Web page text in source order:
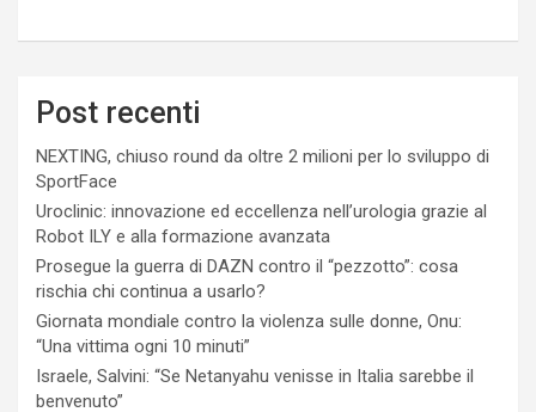
Post recenti
NEXTING, chiuso round da oltre 2 milioni per lo sviluppo di
SportFace
Uroclinic: innovazione ed eccellenza nell’urologia grazie al
Robot ILY e alla formazione avanzata
Prosegue la guerra di DAZN contro il “pezzotto”: cosa
rischia chi continua a usarlo?
Giornata mondiale contro la violenza sulle donne, Onu:
“Una vittima ogni 10 minuti”
Israele, Salvini: “Se Netanyahu venisse in Italia sarebbe il
benvenuto”